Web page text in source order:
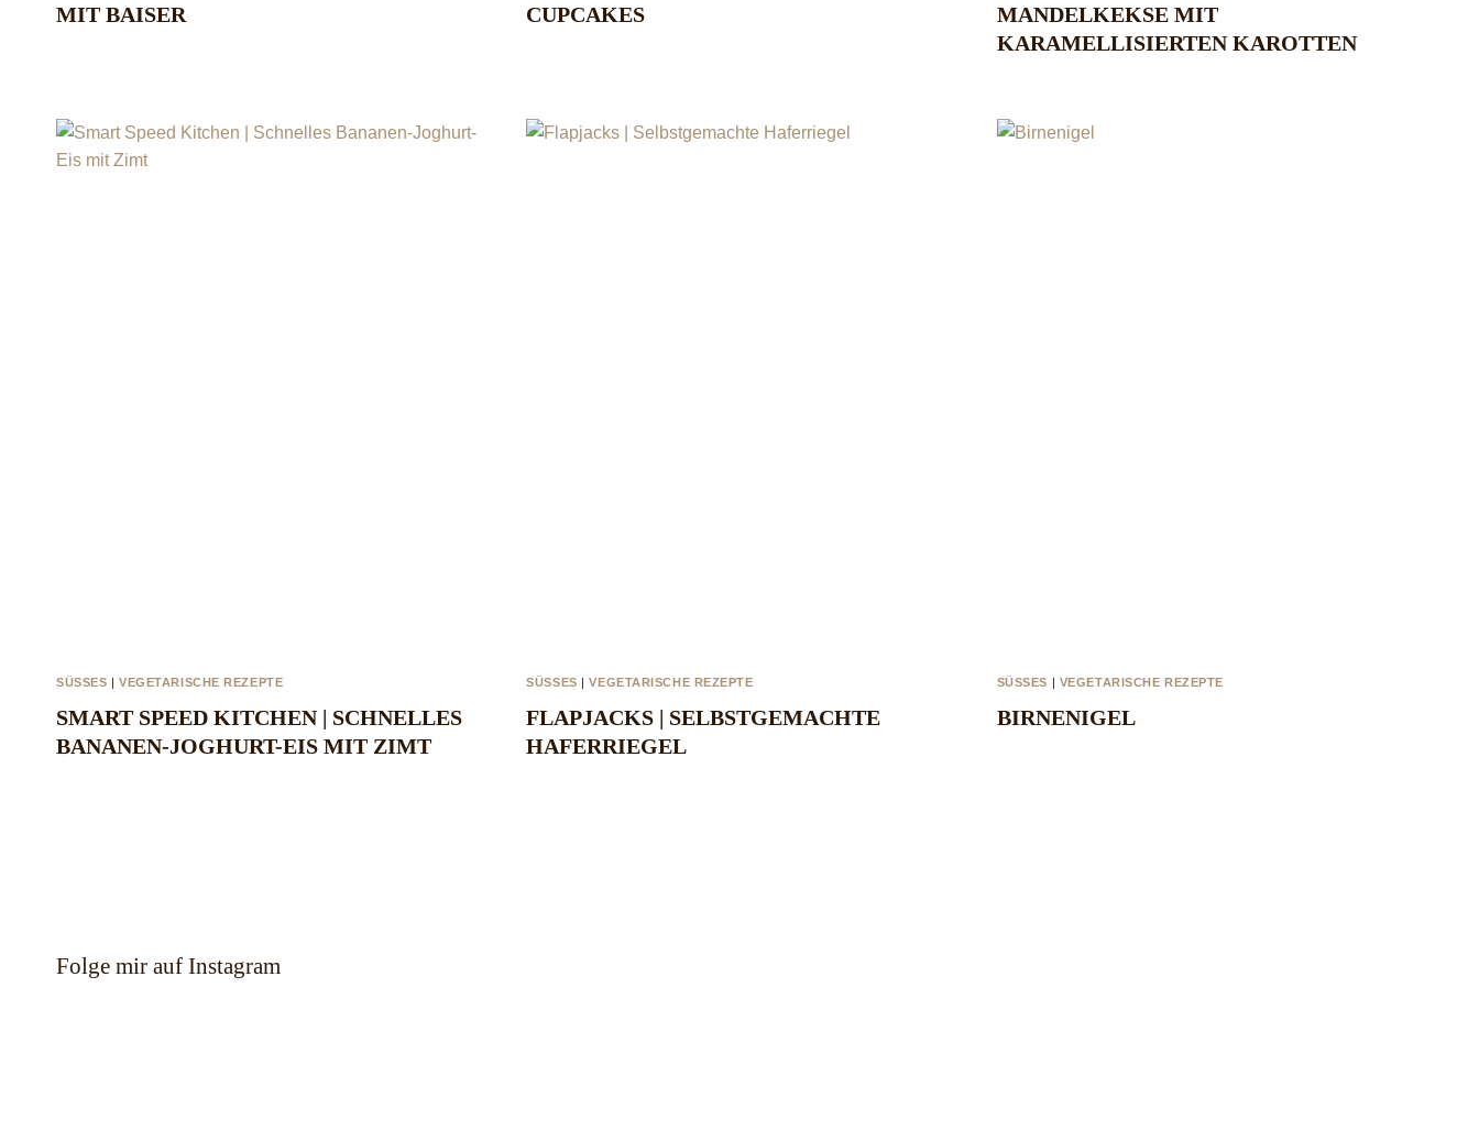
MIT BAISER
CUPCAKES
MANDELKEKSE MIT
KARAMELLISIERTEN KAROTTEN
SÜSSES |VEGETARISCHE REZEPTE
SMART SPEED KITCHEN | SCHNELLES
BANANEN-JOGHURT-EIS MIT ZIMT
SÜSSES |VEGETARISCHE REZEPTE
FLAPJACKS | SELBSTGEMACHTE
HAFERRIEGEL
SÜSSES VEGETARISCHE REZEPTE
BIRNENIGEL
Folge mir auf Instagram